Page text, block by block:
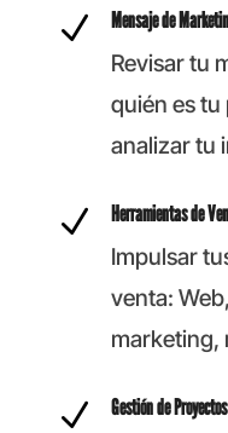
N Mensaje de
Revisar tu
quién es
analizar tu
N Herramientas de
Impulsar
venta:
marketing,
N Gestión de Proyectos